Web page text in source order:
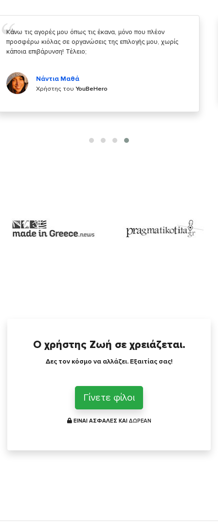
Σας ευχαριστώ που μας δίνετε την δυνατότητα να κάνουμε
κάτι!
Χρήστης του
Ο χρήστης Ζωή σε χρειάζεται.
Δες τον κόσμο να αλλάζει. Εξαιτίας σας!
Γίνετε φίλοι
ΕΙΝΑΙ ΑΣΦΑΛΕΣ ΚΑΙ ΔΩΡΕΑΝ